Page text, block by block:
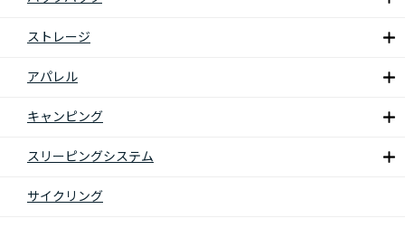
ストレージ
アパレル
キャンピング
スリーピングシステム
サイクリング